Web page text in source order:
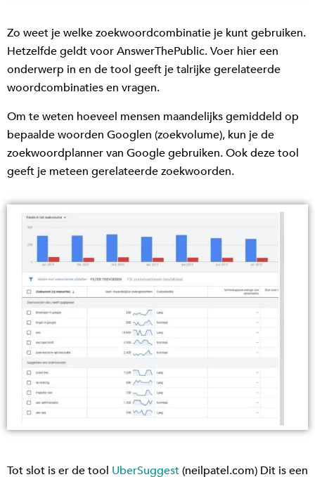
Zo weet je welke zoekwoordcombinatie je kunt gebruiken.
Hetzelfde geldt voor AnswerThePublic. Voer hier een
onderwerp in en de tool geeft je talrijke gerelateerde
woordcombinaties en vragen.
Om te weten hoeveel mensen maandelijks gemiddeld op
bepaalde woorden Googlen (zoekvolume), kun je de
zoekwoordplanner van Google gebruiken. Ook deze tool
geeft je meteen gerelateerde zoekwoorden.
Tot slot is er de tool UberSuggest(neilpatel.com) Dit is een